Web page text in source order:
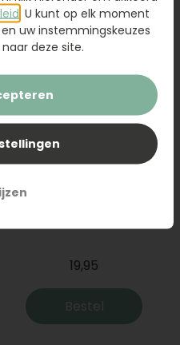
19,95
Bestel
. U kunt op elk moment
uw instemmingskeuzes
deze site.